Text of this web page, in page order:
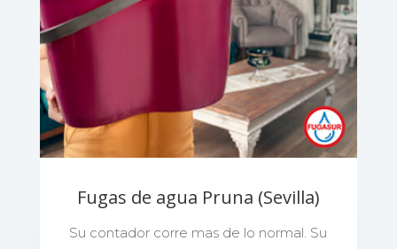
Fugas de agua Pruna (Sevilla)
Su contador corre mas de lo normal. Su